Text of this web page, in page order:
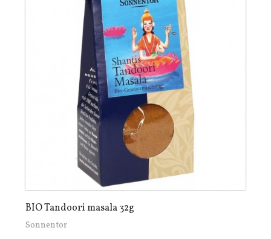
BIO Tandoori masala 32g
Sonnentor